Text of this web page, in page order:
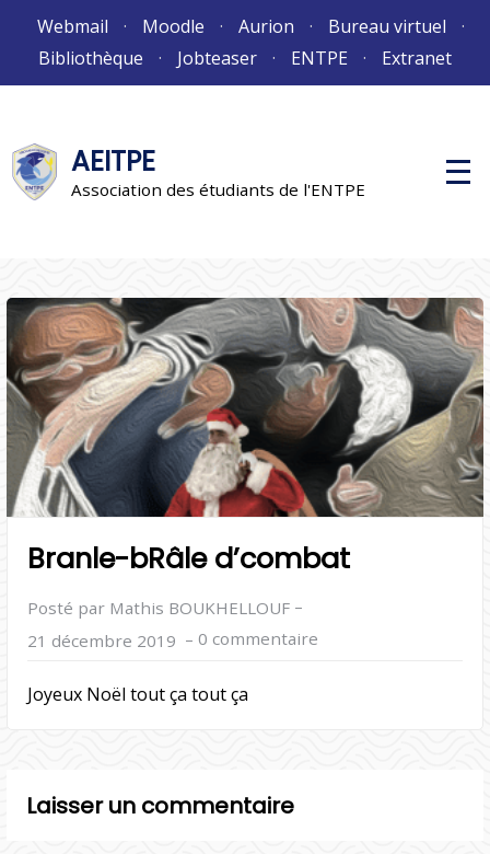
Webmail Moodle Aurion
Bureau virtuel
Bibliothèque
Jobteaser ENTPE Extranet
AEITPE
Association des étudiants de l'ENTPE
M
e
c
i
p
a
l
Branle-bRâle d’combat
Posté par Mathis BOUKHELLOUF–
21 décembre 2019 – 0 commentaire
Joyeux Noël tout ça tout ça
Laisser un commentaire